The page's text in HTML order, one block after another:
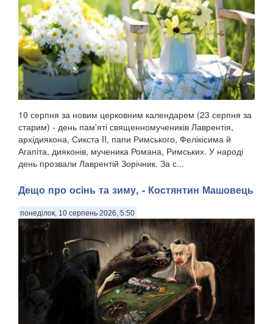
10 серпня за новим церковним календарем (23 серпня за
старим) - день пам'яті священномучеників Лаврентія,
архідиякона, Сикста II, папи Римського, Фелікісима й
Агапіта, дияконів, мученика Романа, Римських. У народі
день прозвали Лаврентій Зорічник. За с...
Дещо про осінь та зиму, - Костянтин Машовець
понеділок, 10 серпень 2026, 5:50